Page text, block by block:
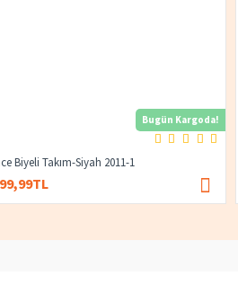
Bugün Kargoda!
Biyeli Takım-Siyah 2011-1